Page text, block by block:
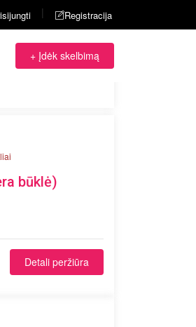
| Registracija
+ Įdėk skelbimą
būklė)
Detali peržiūra